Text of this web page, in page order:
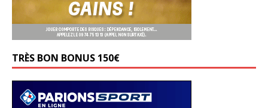
TRÈS BON BONUS 150€